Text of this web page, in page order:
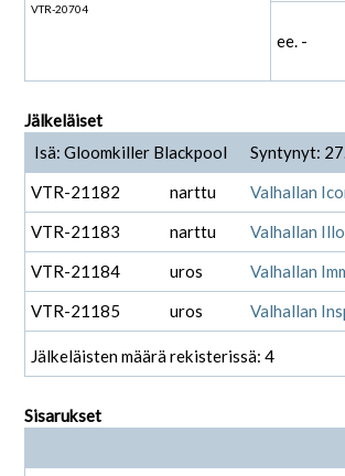
VTR-20704
ee. -
Jälkeläiset
Isä: Gloomkiller Blackpool
Syntynyt:
VTR-21182
narttu
Valhallan
VTR-21183
narttu
Valhallan
VTR-21184
uros
Valhallan
VTR-21185
uros Valhallan
Jälkeläisten määrä rekisterissä: 4
Sisarukset